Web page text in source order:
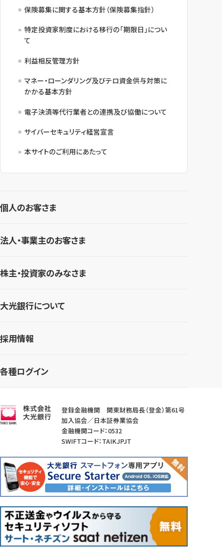
保険募集に関する基本方針（保険募集指針）
特定投資家制度における移行の「期限日」につい
て
利益相反管理方針
マネー・ローンダリング及びテロ資金供与対策に
かかる基本方針
電子決済等代行業者との連携及び協働について
サイバーセキュリティ経営宣言
本サイトのご利用にあたって
個人のお客さま
法人・事業主のお客さま
株主・投資家のみなさま
大光銀行について
採用情報
各種ログイン
登録金融機関 関東財務局長（登金）第61号
加入協会／日本証券業協会
金融機関コード：0532
SWIFTコード：TAIKJPJT